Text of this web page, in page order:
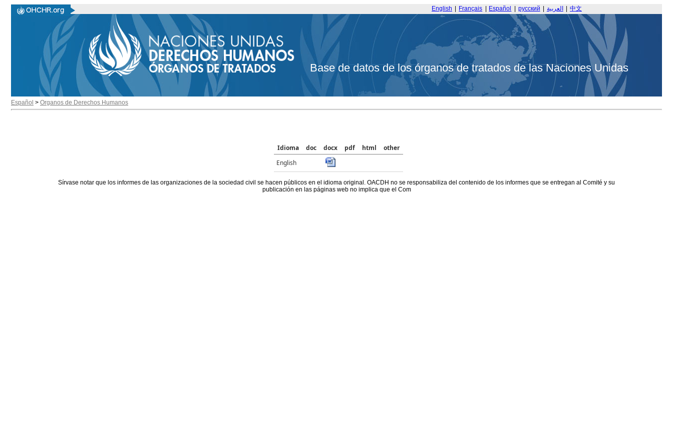
English Français Español русский العربية 中文
Base de datos de los órganos de tratados de las Naciones Unidas
Español > Organos de Derechos Humanos
Idioma doc docx pdf html
other
English
Sírvase notar que los informes de las organizaciones de la sociedad civil se hacen públicos en el idioma original. OACDH no se responsabiliza del contenido de los informes que se entregan al Comité y su
publicación en las páginas web no implica que el Com